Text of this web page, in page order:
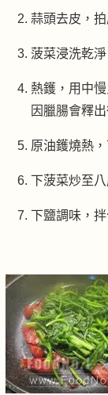
蒜頭去皮，拍
菠菜浸洗乾
熱鑊，用中
因臘腸會釋
原油鑊燒熱
下菠菜炒至
下鹽調味，